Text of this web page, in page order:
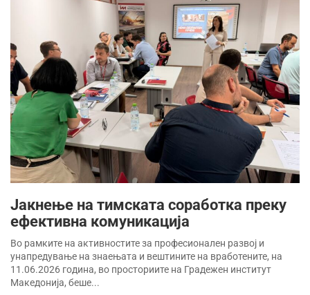
Јакнење на тимската соработка преку
ефективна комуникација
Во рамките на активностите за професионален развој и
унапредување на знаењата и вештините на вработените, на
11.06.2026 година, во просториите на Градежен институт
Македонија, беше...